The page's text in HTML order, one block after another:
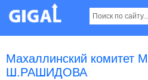
Махаллинский
Ш.РАШИДОВА